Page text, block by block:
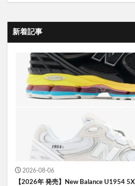
新着記事
2026-08-06
【2026年 発売】New Balance U1954